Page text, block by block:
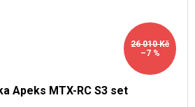
26 010 Kč
–7 %
Apeks MTX-RC S3 set